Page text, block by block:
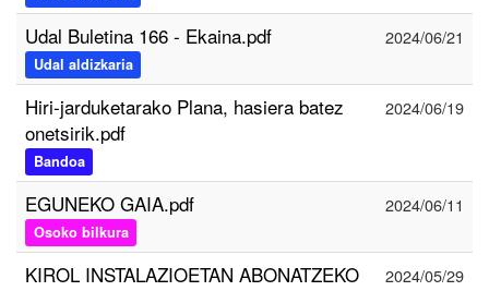
Udal Buletina 166 - Ekaina.pdf
Udal aldizkaria
2024/06/21
Hiri-jarduketarako Plana, hasiera batez
onetsirik.pdf
Bandoa
2024/06/19
EGUNEKO GAIA.pdf
Osoko bilkura
2024/06/11
KIROL INSTALAZIOETAN ABONATZEKO
2024/05/29